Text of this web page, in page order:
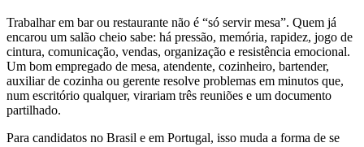
Trabalhar em bar ou restaurante não é “só servir mesa”. Quem já
encarou um salão cheio sabe: há pressão, memória, rapidez, jogo de
cintura, comunicação, vendas, organização e resistência emocional.
Um bom empregado de mesa, atendente, cozinheiro, bartender,
auxiliar de cozinha ou gerente resolve problemas em minutos que,
num escritório qualquer, virariam três reuniões e um documento
partilhado.
Para candidatos no Brasil e em Portugal, isso muda a forma de se